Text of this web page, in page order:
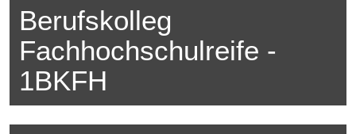
Berufskolleg
Fachhochschulreife -
1BKFH